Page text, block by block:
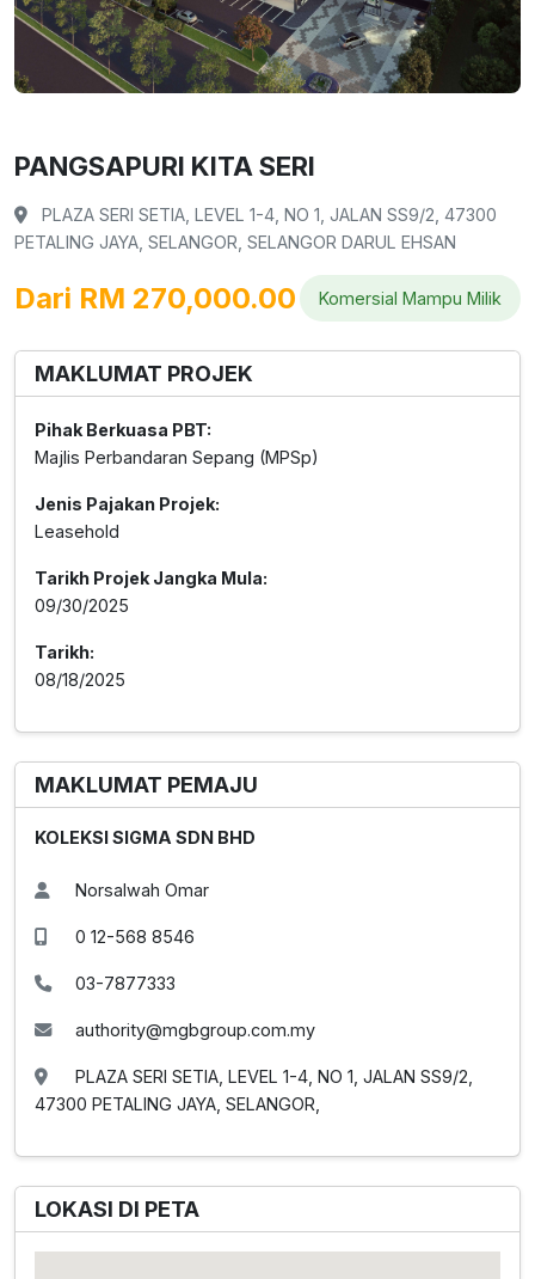
PANGSAPURI KITA SERI
PLAZA SERI SETIA, LEVEL 1-4, NO 1, JALAN SS9/2, 47300
PETALING JAYA, SELANGOR, SELANGOR DARUL EHSAN
Dari RM 270,000.00 Komersial Mampu Milik
MAKLUMAT PROJEK
Pihak Berkuasa PBT:
Majlis Perbandaran Sepang (MPSp)
Jenis Pajakan Projek:
Leasehold
Tarikh Projek Jangka Mula:
09/30/2025
Tarikh:
08/18/2025
MAKLUMAT PEMAJU
KOLEKSI SIGMA SDN BHD
Norsalwah Omar
0 12-568 8546
03-7877333
authority@mgbgroup.com.my
PLAZA SERI SETIA, LEVEL 1-4, NO 1, JALAN SS9/2,
47300 PETALING JAYA, SELANGOR,
LOKASI DI PETA